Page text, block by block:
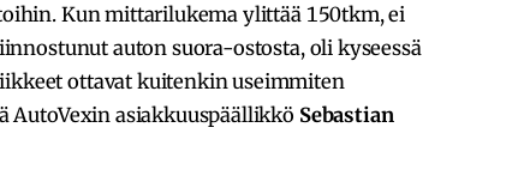
Kun mittarilukema ylittää 150tkm, ei
auton suora-ostosta, oli kyseessä
ottavat kuitenkin useimmiten
AutoVexin asiakkuuspäällikkö Sebastian